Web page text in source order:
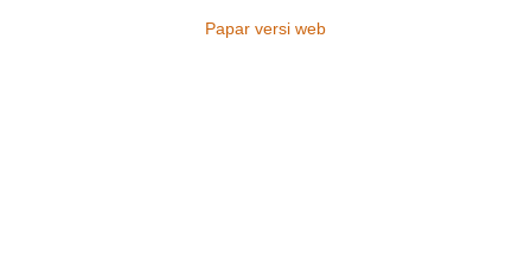
Papar versi web